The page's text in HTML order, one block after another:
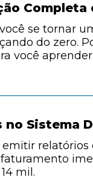
se tornar
do zero.
você
Sistema
mil.